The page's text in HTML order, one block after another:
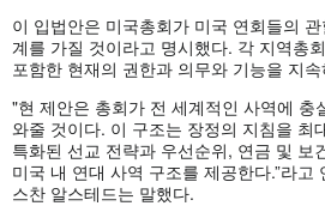
이 입법안은 미국총회가 미국 연회들의
계를 가질 것이라고 명시했다. 각 지역총
포함한 현재의 권한과 의무와 기능을 지
"현 제안은 총회가 전 세계적인 사역에 충
와줄 것이다. 이 구조는 장정의 지침을 최
특화된 선교 전략과 우선순위, 연금 및 보
미국 내 연대 사역 구조를 제공한다.”라고
스찬 알스테드는 말했다.